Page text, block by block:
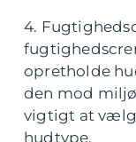
4.
opretholde
den mod
vigtigt at
hudtype.